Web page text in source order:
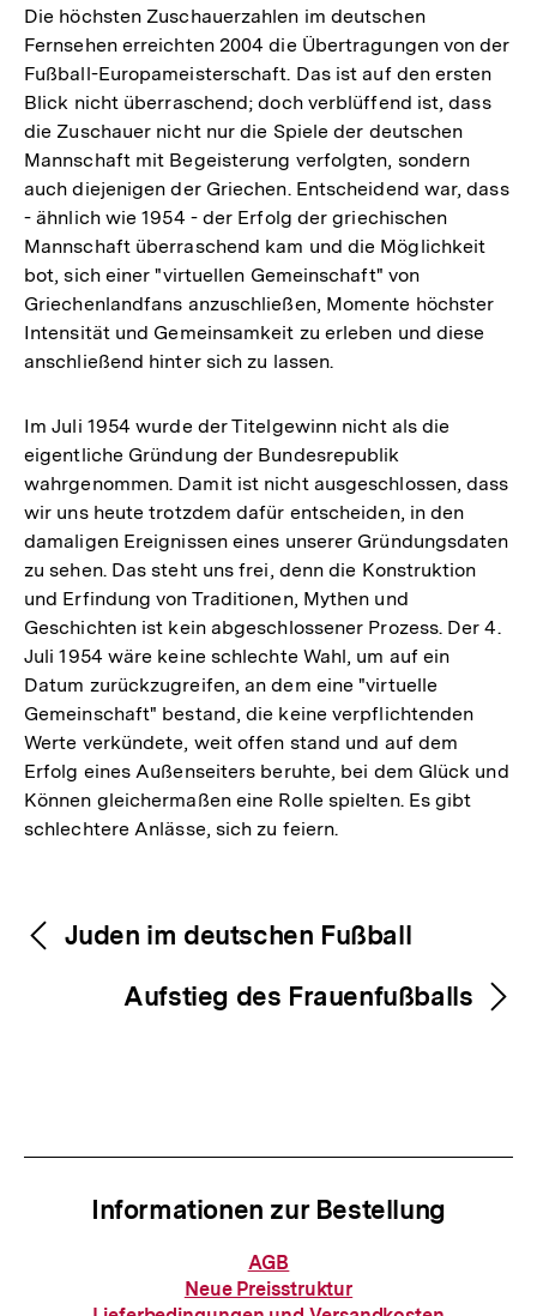
Die höchsten Zuschauerzahlen im deutschen
Fernsehen erreichten 2004 die Übertragungen von der
Fußball-Europameisterschaft. Das ist auf den ersten
Blick nicht überraschend; doch verblüffend ist, dass
die Zuschauer nicht nur die Spiele der deutschen
Mannschaft mit Begeisterung verfolgten, sondern
auch diejenigen der Griechen. Entscheidend war, dass
- ähnlich wie 1954 - der Erfolg der griechischen
Mannschaft überraschend kam und die Möglichkeit
bot, sich einer "virtuellen Gemeinschaft" von
Griechenlandfans anzuschließen, Momente höchster
Intensität und Gemeinsamkeit zu erleben und diese
anschließend hinter sich zu lassen.
Im Juli 1954 wurde der Titelgewinn nicht als die
eigentliche Gründung der Bundesrepublik
wahrgenommen. Damit ist nicht ausgeschlossen, dass
wir uns heute trotzdem dafür entscheiden, in den
damaligen Ereignissen eines unserer Gründungsdaten
zu sehen. Das steht uns frei, denn die Konstruktion
und Erfindung von Traditionen, Mythen und
Geschichten ist kein abgeschlossener Prozess. Der 4.
Juli 1954 wäre keine schlechte Wahl, um auf ein
Datum zurückzugreifen, an dem eine "virtuelle
Gemeinschaft" bestand, die keine verpflichtenden
Werte verkündete, weit offen stand und auf dem
Erfolg eines Außenseiters beruhte, bei dem Glück und
Können gleichermaßen eine Rolle spielten. Es gibt
schlechtere Anlässe, sich zu feiern.
Inhaltsnavigation
Inhaltsnavigation
Juden im deutschen Fußball
Aufstieg des Frauenfußballs
Informationen zur Bestellung
Informationen
zur
Bestellung
AGB
Neue Preisstruktur